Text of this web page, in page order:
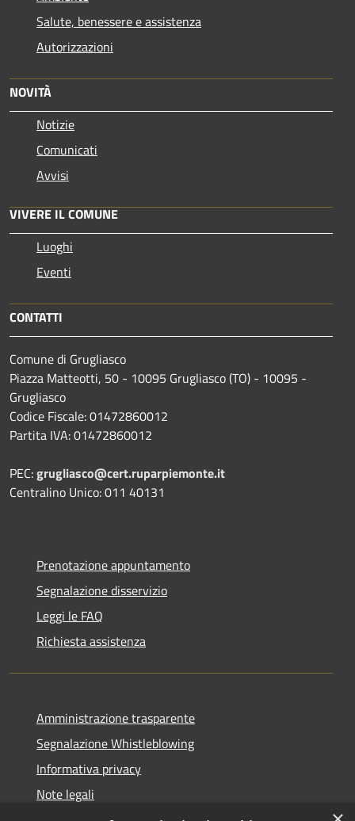
Salute, benessere e assistenza
Autorizzazioni
NOVITÀ
Notizie
Comunicati
Avvisi
VIVERE IL COMUNE
Luoghi
Eventi
CONTATTI
Comune di Grugliasco
Piazza Matteotti, 50 - 10095 Grugliasco (TO) - 10095 -
Grugliasco
Codice Fiscale: 01472860012
Partita IVA: 01472860012
PEC:grugliasco@cert.ruparpiemonte.it
Centralino Unico: 011 40131
Prenotazione appuntamento
Segnalazione disservizio
Leggi le FAQ
Richiesta assistenza
Amministrazione trasparente
Segnalazione Whistleblowing
Informativa privacy
Note legali